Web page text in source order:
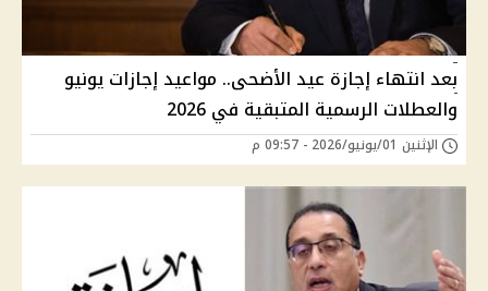
بعد انتهاء إجازة عيد الأضحى.. مواعيد إجازات يونيو
والعطلات الرسمية المتبقية في 2026
الإثنين 01/يونيو/2026 - 09:57 م